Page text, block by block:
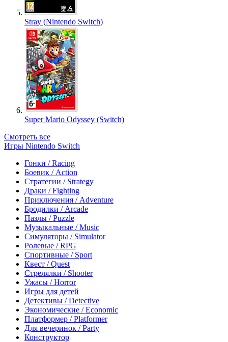
Stray (Nintendo Switch)
Super Mario Odyssey (Switch)
Смотреть все
Игры Nintendo Switch
Гонки / Racing
Боевик / Action
Стратегии / Strategy
Драки / Fighting
Приключения / Adventure
Бродилки / Arcade
Пазлы / Puzzle
Музыкальные / Music
Симуляторы / Simulator
Ролевые / RPG
Спортивные / Sport
Квест / Quest
Стрелялки / Shooter
Ужасы / Horror
Игры для детей
Детективы / Detective
Экономические / Economic
Платформер / Platformer
Для вечеринок / Party
Конструктор